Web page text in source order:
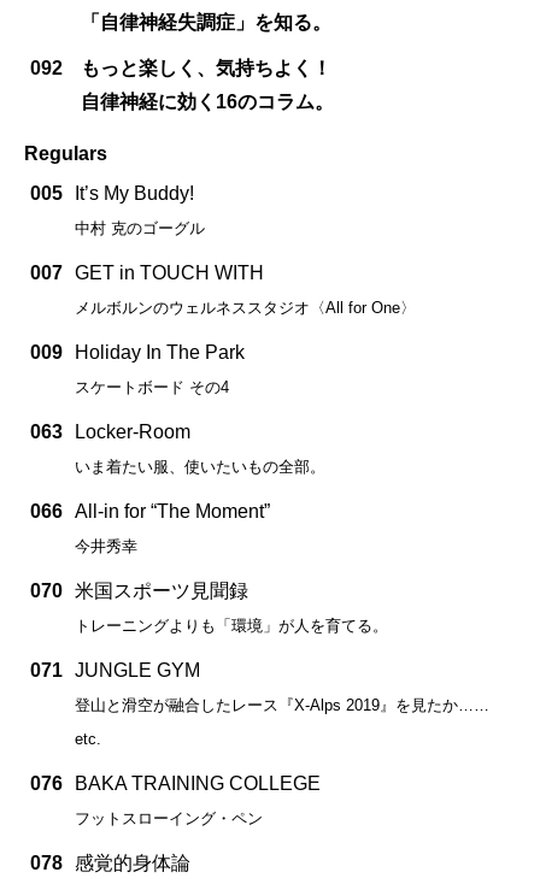
「自律神経失調症」を知る。
092
もっと楽しく、気持ちよく！
自律神経に効く16のコラム。
Regulars
005
It’s My Buddy!
中村 克のゴーグル
007 GET in TOUCH WITH
メルボルンのウェルネススタジオ〈All for One〉
009 Holiday In The Park
スケートボード その4
063 Locker-Room
いま着たい服、使いたいもの全部。
066 All-in for “The Moment”
今井秀幸
070 米国スポーツ見聞録
トレーニングよりも「環境」が人を育てる。
071 JUNGLE GYM
登山と滑空が融合したレース『X-Alps 2019』を見たか……
etc.
076 BAKA TRAINING COLLEGE
フットスローイング・ペン
078 感覚的身体論